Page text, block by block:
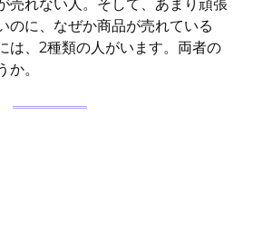
売れない人。そして、あまり頑張
のに、なぜか商品が売れている
は、2種類の人がいます。両者の
。